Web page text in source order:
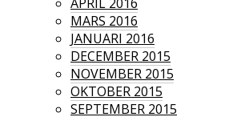
MARS 2016
JANUARI 2016
DECEMBER 2015
NOVEMBER 2015
OKTOBER 2015
SEPTEMBER 2015